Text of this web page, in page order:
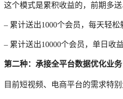
这个模式是累积收益的，前期多送
– 累计送出1000个会员，每天轻松
– 累计送出10000个会员，单日收
第二种：承接全平台数据优化业
目前短视频、电商平台的需求特